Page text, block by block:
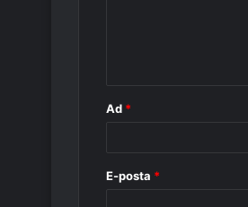
Ad *
E-posta *